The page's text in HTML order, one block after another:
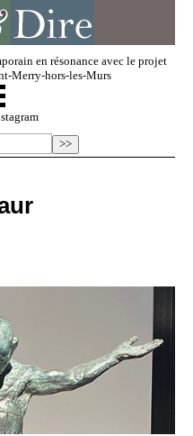
en résonance avec le projet
Merry-hors-les-Murs
D